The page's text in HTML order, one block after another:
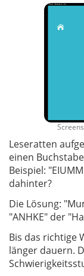
Leseratten
einen
Beispiel:
dahinter?
Die Lösung:
"ANHKE" der
Bis das richtige
länger dauern.